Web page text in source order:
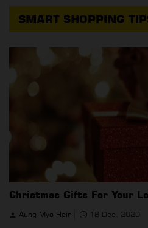
SMART SHOPPING
Christmas Gifts For Your
Aung Myo Hein 18 Dec, 2020